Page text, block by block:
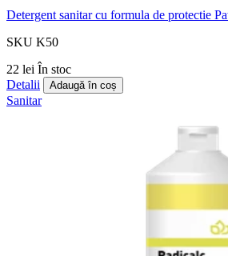
Detergent sanitar cu formula de protectie
SKU K50
22 lei În stoc
Detalii
Adaugă în coș
Sanitar